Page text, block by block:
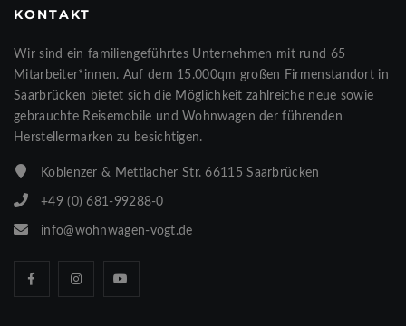
KONTAKT
Wir sind ein familiengeführtes Unternehmen mit rund 65
Mitarbeiter*innen. Auf dem 15.000qm großen Firmenstandort in
Saarbrücken bietet sich die Möglichkeit zahlreiche neue sowie
gebrauchte Reisemobile und Wohnwagen der führenden
Herstellermarken zu besichtigen.
Koblenzer & Mettlacher Str. 66115 Saarbrücken
+49 (0) 681-99288-0
info@wohnwagen-vogt.de